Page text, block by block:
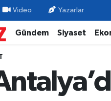
Video Yazarlar
Gündem Siyaset